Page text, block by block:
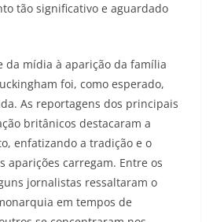
tão significativo e aguardado
da mídia à aparição da família
foi, como esperado,
As reportagens dos principais
britânicos destacaram a
enfatizando a tradição e o
aparições carregam. Entre os
jornalistas ressaltaram o
em tempos de